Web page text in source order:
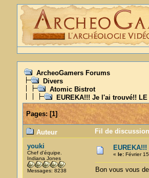
ArcheoGamers Forums
Divers
Atomic Bistrot
EUREKA!!! Je l'ai trouvé!! LE
Pages:[1]
Auteur
Fil de
youki
Chef d'équipe.
Indiana Jones
Messages: 8238
« le:Février
Bon vous vous